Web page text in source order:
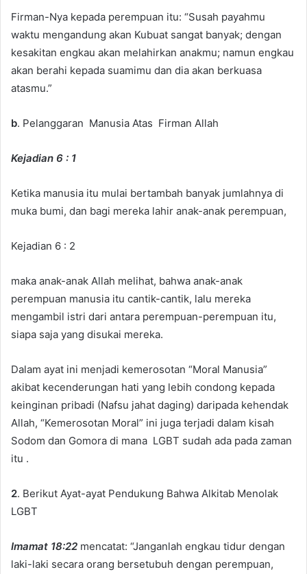
Firman-Nya kepada perempuan itu: “Susah payahmu
waktu mengandung akan Kubuat sangat banyak; dengan
kesakitan engkau akan melahirkan anakmu; namun engkau
akan berahi kepada suamimu dan dia akan berkuasa
atasmu.”
b. Pelanggaran Manusia Atas Firman Allah
Kejadian 6 : 1
Ketika manusia itu mulai bertambah banyak jumlahnya di
muka bumi, dan bagi mereka lahir anak-anak perempuan,
Kejadian 6 : 2
maka anak-anak Allah melihat, bahwa anak-anak
perempuan manusia itu cantik-cantik, lalu mereka
mengambil istri dari antara perempuan-perempuan itu,
siapa saja yang disukai mereka.
Dalam ayat ini menjadi kemerosotan “Moral Manusia”
akibat kecenderungan hati yang lebih condong kepada
keinginan pribadi (Nafsu jahat daging) daripada kehendak
Allah, “Kemerosotan Moral” ini juga terjadi dalam kisah
Sodom dan Gomora di mana LGBT sudah ada pada zaman
itu .
2. Berikut Ayat-ayat Pendukung Bahwa Alkitab Menolak
LGBT
Imamat 18:22 mencatat: “Janganlah engkau tidur dengan
laki-laki secara orang bersetubuh dengan perempuan,